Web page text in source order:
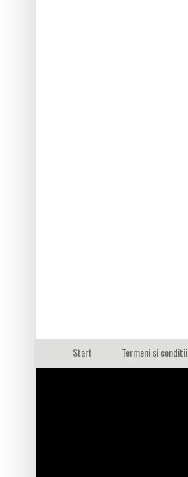
Start Termeni si conditii